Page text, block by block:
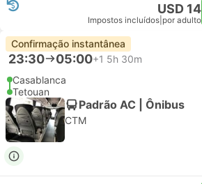
USD 14
Impostos incluídos por adulto
Confirmação instantânea
23:30 05:00+1 5h 30m
Casablanca
Tetouan
Padrão AC | Ônibus
CTM